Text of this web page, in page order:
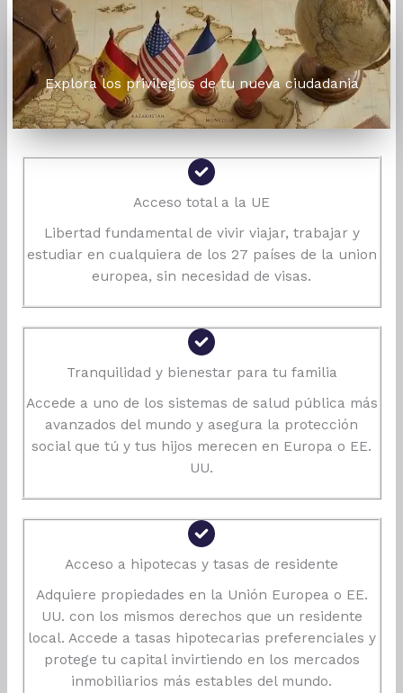
Explora los privilegios de tu nueva ciudadania
Acceso total a la UE
Libertad fundamental de vivir viajar, trabajar y
estudiar en cualquiera de los 27 países de la union
europea, sin necesidad de visas.
Tranquilidad y bienestar para tu familia
Accede a uno de los sistemas de salud pública más
avanzados del mundo y asegura la protección
social que tú y tus hijos merecen en Europa o EE.
UU.
Acceso a hipotecas y tasas de residente
Adquiere propiedades en la Unión Europea o EE.
UU. con los mismos derechos que un residente
local. Accede a tasas hipotecarias preferenciales y
protege tu capital invirtiendo en los mercados
inmobiliarios más estables del mundo.